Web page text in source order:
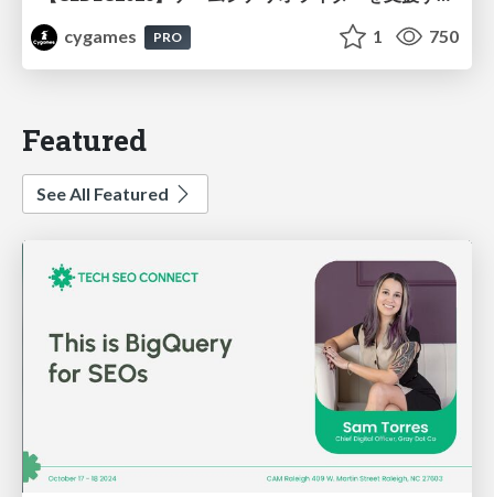
cygames
PRO 1 750
Featured
See All Featured